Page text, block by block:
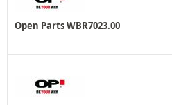
Open Parts WBR7023.00